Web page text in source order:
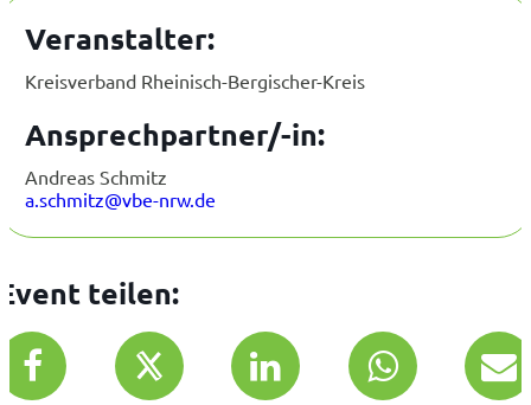
Veranstalter:
Kreisverband Rheinisch-Bergischer-Kreis
Ansprechpartner/-in:
Andreas Schmitz
a.schmitz@vbe-nrw.de
teilen: